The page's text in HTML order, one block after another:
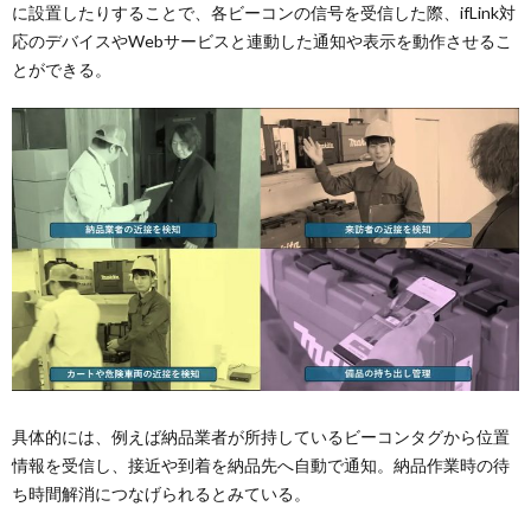
に設置したりすることで、各ビーコンの信号を受信した際、ifLink対
応のデバイスやWebサービスと連動した通知や表示を動作させるこ
とができる。
具体的には、例えば納品業者が所持しているビーコンタグから位置
情報を受信し、接近や到着を納品先へ自動で通知。納品作業時の待
ち時間解消につなげられるとみている。